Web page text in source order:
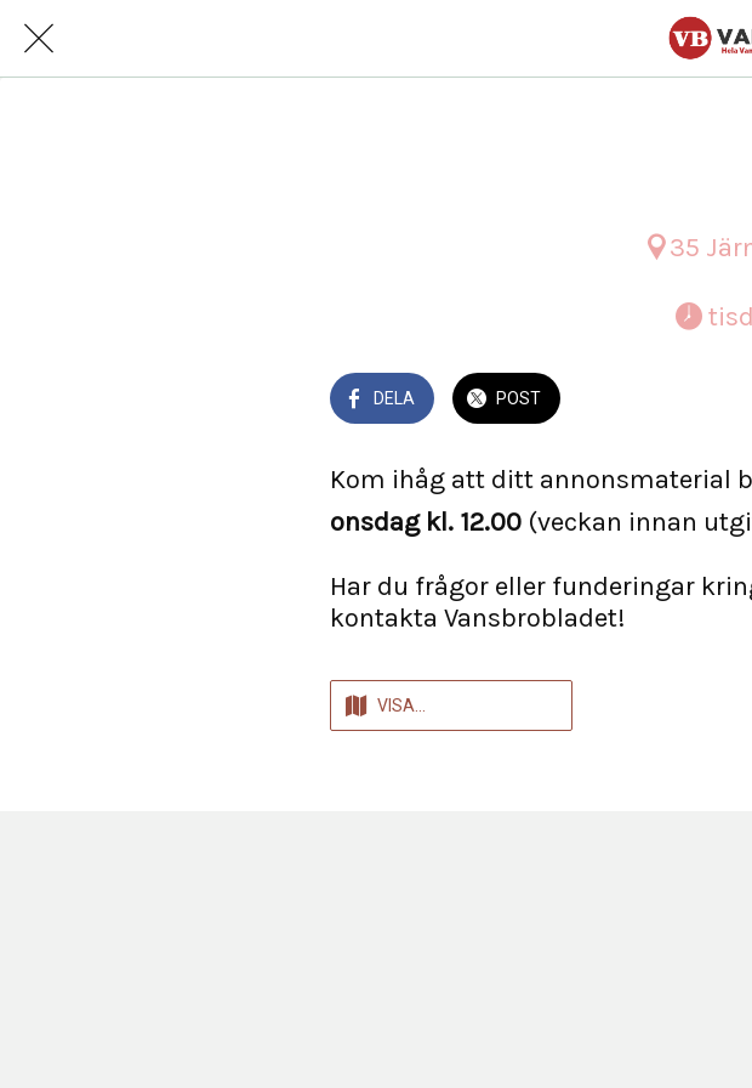
35
DELA POST
Kom ihåg att ditt annonsmaterial
onsdag kl. 12.00 (veckan innan
Har du frågor eller funderingar
kontakta Vansbrobladet!
VISA